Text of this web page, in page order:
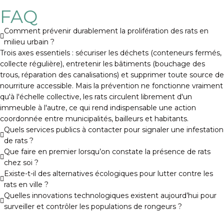
FAQ
Comment prévenir durablement la prolifération des rats en
milieu urbain ?
Trois axes essentiels : sécuriser les déchets (conteneurs fermés,
collecte régulière), entretenir les bâtiments (bouchage des
trous, réparation des canalisations) et supprimer toute source de
nourriture accessible. Mais la prévention ne fonctionne vraiment
qu'à l'échelle collective, les rats circulent librement d'un
immeuble à l'autre, ce qui rend indispensable une action
coordonnée entre municipalités, bailleurs et habitants.
Quels services publics à contacter pour signaler une infestation
de rats ?
Que faire en premier lorsqu’on constate la présence de rats
chez soi ?
Existe-t-il des alternatives écologiques pour lutter contre les
rats en ville ?
Quelles innovations technologiques existent aujourd’hui pour
surveiller et contrôler les populations de rongeurs ?